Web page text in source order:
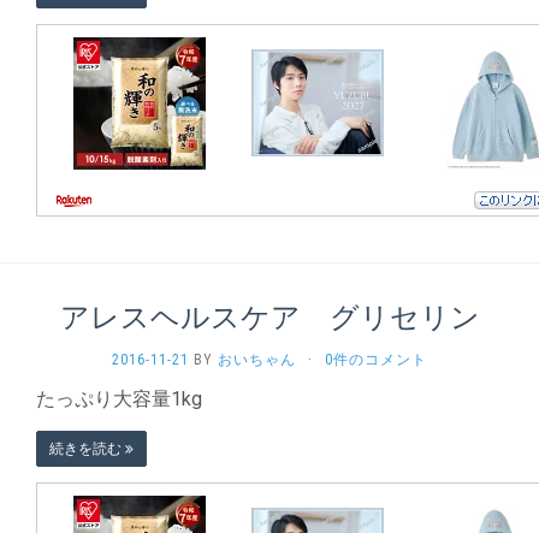
アレスヘルスケア グリセリン
2016-11-21 BY おいちゃん · 0件のコメント
たっぷり大容量1kg
続きを読む